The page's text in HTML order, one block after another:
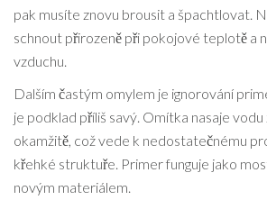
pak musíte znovu brousit a špachtlovat.
schnout přirozeně při pokojové teplotě a
vzduchu.
Dalším častým omylem je ignorování
je podklad příliš savý. Omítka nasaje
okamžitě, což vede k nedostatečnému
křehké struktuře. Primer funguje jako
novým materiálem.